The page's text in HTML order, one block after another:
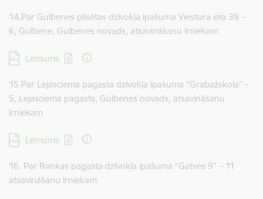
14.Par Gulbenes pilsētas dzīvokļa īpašuma Viestura iela 39 –
6, Gulbene, Gulbenes novads, atsavināšanu īrniekam
Lejupielādēt:
Lēmums
15.Par Lejasciema pagasta dzīvokļa īpašuma “Grabažskola” –
5, Lejasciema pagasts, Gulbenes novads, atsavināšanu
īrniekam
Lejupielādēt:
Lēmums
16. Par Rankas pagasta dzīvokļa īpašuma “Gatves 9” – 11
atsavināšanu īrniekam